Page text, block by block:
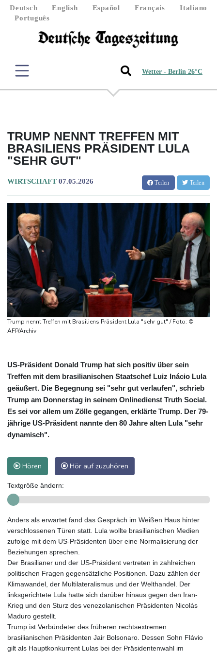
Deutsch English Español Français
Italiano
Português
Wetter - Berlin 26°C
TRUMP NENNT TREFFEN MIT
BRASILIENS PRÄSIDENT LULA
"SEHR GUT"
WIRTSCHAFT 07.05.2026 Teilen Teilen
Trump nennt Treffen mit Brasiliens Präsident Lula "sehr gut" / Foto: ©
AFP/Archiv
US-Präsident Donald Trump hat sich positiv über sein
Treffen mit dem brasilianischen Staatschef Luiz Inácio Lula
geäußert. Die Begegnung sei "sehr gut verlaufen", schrieb
Trump am Donnerstag in seinem Onlinedienst Truth Social.
Es sei vor allem um Zölle gegangen, erklärte Trump. Der 79-
jährige US-Präsident nannte den 80 Jahre alten Lula "sehr
dynamisch".
Hören Hör auf zuzuhören
Textgröße ändern:
Anders als erwartet fand das Gespräch im Weißen Haus hinter
verschlossenen Türen statt. Lula wollte brasilianischen Medien
zufolge mit dem US-Präsidenten über eine Normalisierung der
Beziehungen sprechen.
Der Brasilianer und der US-Präsident vertreten in zahlreichen
politischen Fragen gegensätzliche Positionen. Dazu zählen der
Klimawandel, der Multilateralismus und der Welthandel. Der
linksgerichtete Lula hatte sich darüber hinaus gegen den Iran-
Krieg und den Sturz des venezolanischen Präsidenten Nicolás
Maduro gestellt.
Trump ist Verbündeter des früheren rechtsextremen
brasilianischen Präsidenten Jair Bolsonaro. Dessen Sohn Flávio
gilt als Hauptkonkurrent Lulas bei der Präsidentenwahl im